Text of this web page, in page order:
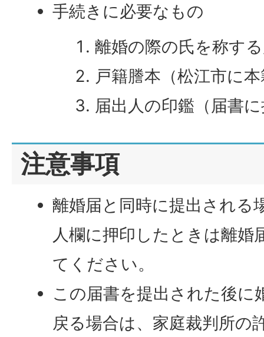
手続きに必要なもの
離婚の際の氏を称す
戸籍謄本（松江市に
届出人の印鑑（届書
注意事項
離婚届と同時に提出される
人欄に押印したときは離婚
てください。
この届書を提出された後に
戻る場合は、家庭裁判所の